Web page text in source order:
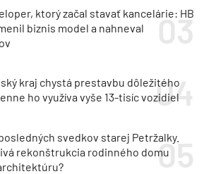
ktorý začal stavať kancelárie: HB
biznis model a nahneval
kraj chystá prestavbu dôležitého
ho využíva vyše 13-tisíc vozidiel
svedkov starej Petržalky.
rekonštrukcia rodinného domu